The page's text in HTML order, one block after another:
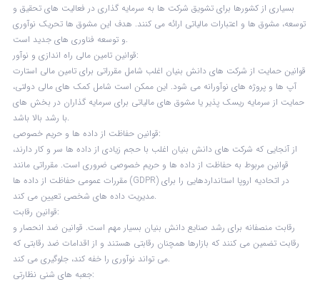
بسیاری از کشورها برای تشویق شرکت ها به سرمایه گذاری در فعالیت های تحقیق و
توسعه، مشوق ها و اعتبارات مالیاتی ارائه می کنند. هدف این مشوق ها تحریک نوآوری
و توسعه فناوری های جدید است.
قوانین تامین مالی راه اندازی و نوآور:
قوانین حمایت از شرکت های دانش بنیان اغلب شامل مقرراتی برای تامین مالی استارت
آپ ها و پروژه های نوآورانه می شود. این ممکن است شامل کمک های مالی دولتی،
حمایت از سرمایه ریسک پذیر یا مشوق های مالیاتی برای سرمایه گذاران در بخش های
با رشد بالا باشد.
قوانین حفاظت از داده ها و حریم خصوصی:
از آنجایی که شرکت های دانش بنیان اغلب با حجم زیادی از داده ها سر و کار دارند،
قوانین مربوط به حفاظت از داده ها و حریم خصوصی ضروری است. مقرراتی مانند
مقررات عمومی حفاظت از داده ها (GDPR) در اتحادیه اروپا استانداردهایی را برای
مدیریت داده های شخصی تعیین می کند.
قوانین رقابت:
رقابت منصفانه برای رشد صنایع دانش بنیان بسیار مهم است. قوانین ضد انحصار و
رقابت تضمین می کنند که بازارها همچنان رقابتی هستند و از اقدامات ضد رقابتی که
می تواند نوآوری را خفه کند، جلوگیری می کند.
جعبه های شنی نظارتی: